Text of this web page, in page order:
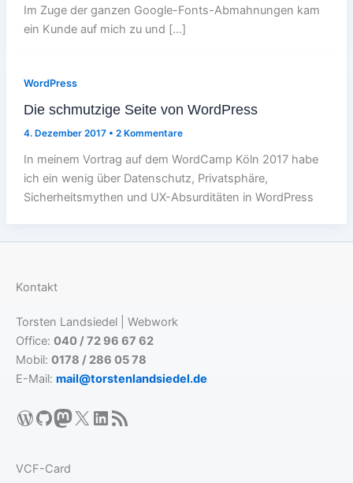
Im Zuge der ganzen Google-Fonts-Abmahnungen kam
ein Kunde auf mich zu und […]
WordPress
Die schmutzige Seite von WordPress
4. Dezember 2017 • 2 Kommentare
In meinem Vortrag auf dem WordCamp Köln 2017 habe
ich ein wenig über Datenschutz, Privatsphäre,
Sicherheitsmythen und UX-Absurditäten in WordPress
Kontakt
Torsten Landsiedel | Webwork
Office: 040 / 72 96 67 62
Mobil: 0178 / 286 05 78
E-Mail: mail@torstenlandsiedel.de
WordPress
GitHub
Mastodon
X LinkedIn
RSS-Feed
VCF-Card